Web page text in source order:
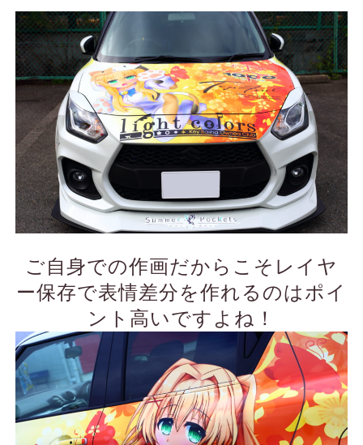
ご自身での作画だからこそレイヤ
ー保存で表情差分を作れるのはポイ
ント高いですよね！